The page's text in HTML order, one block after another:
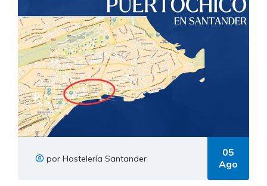
por Hostelería Santander
05
Ago